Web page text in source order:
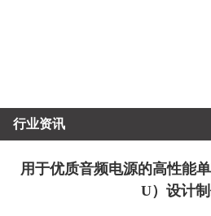
行业资讯
用于优质音频电源的高性能
U）设计